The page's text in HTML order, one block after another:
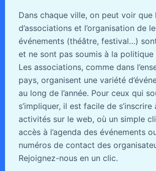
Dans chaque ville, on peut voir que
d’associations et l’organisation de
événements (théâtre, festival…)
et ne sont pas soumis à la politique
Les associations, comme dans
pays, organisent une variété
au long de l’année. Pour ceux qui
s’impliquer, il est facile de s’inscrire
activités sur le web, où un simple
accès à l’agenda des événements
numéros de contact des
Rejoignez-nous en un clic.